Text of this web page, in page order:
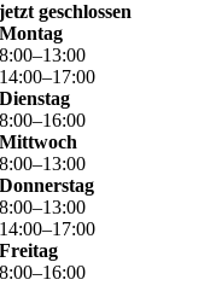
jetzt geschlossen
Montag
8:00–13:00
14:00–17:00
Dienstag
8:00–16:00
Mittwoch
8:00–13:00
Donnerstag
8:00–13:00
14:00–17:00
Freitag
8:00–16:00